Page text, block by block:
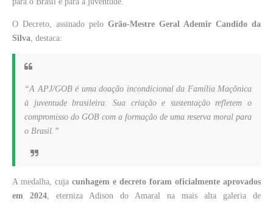
O Decreto, assinado pelo Grão-Mestre Geral Ademir Candido da
Silva , destaca:
“A APJ/GOB é uma doação incondicional da Família Maçônica
à juventude brasileira. Sua criação e sustentação refletem o
compromisso do GOB com a formação de uma reserva moral para
o Brasil.”
A medalha, cuja cunhagem e decreto foram oficialmente aprovados
em 2024 , eterniza Adison do Amaral na mais alta galeria de